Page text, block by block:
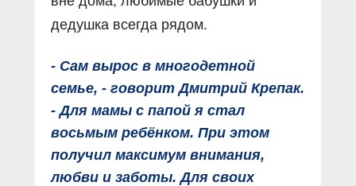
дедушка всегда рядом.
- Сам вырос в многодетной
семье, - говорит Дмитрий Крепак.
- Для мамы с папой я стал
восьмым ребёнком. При этом
получил максимум внимания,
любви и заботы. Для своих